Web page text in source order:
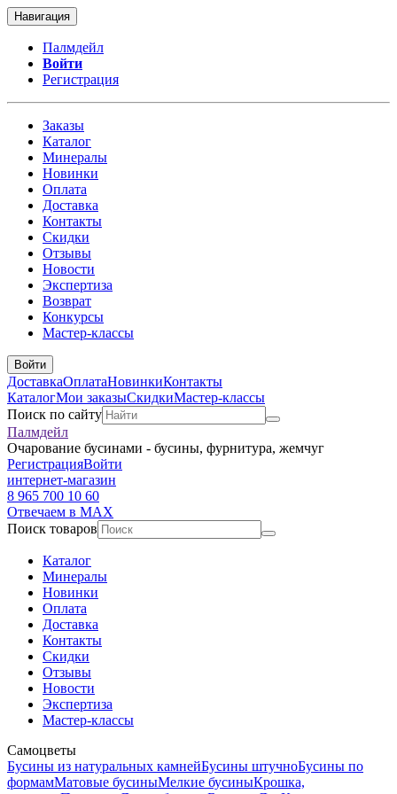
Навигация
Палмдейл
Войти
Регистрация
Заказы
Каталог
Минералы
Новинки
Оплата
Доставка
Контакты
Скидки
Отзывы
Новости
Экспертиза
Возврат
Конкурсы
Мастер-классы
Войти
ДоставкаОплатаНовинкиКонтакты
КаталогМои заказыСкидкиМастер-классы
Поиск по сайту
Палмдейл
Очарование бусинами - бусины, фурнитура, жемчуг
РегистрацияВойти
интернет-магазин
8 965 700 10 60
Отвечаем в MAX
Поиск товаров
Каталог
Минералы
Новинки
Оплата
Доставка
Контакты
Скидки
Отзывы
Новости
Экспертиза
Мастер-классы
Самоцветы
Бусины из натуральных камнейБусины штучноБусины по
формамМатовые бусиныМелкие бусиныКрошка,